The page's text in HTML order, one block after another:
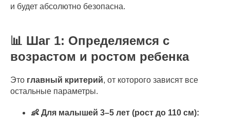
и будет абсолютно безопасна.
📊 Шаг 1: Определяемся с
возрастом и ростом ребенка
Это главный критерий, от которого зависят все
остальные параметры.
👶 Для малышей 3–5 лет (рост до 110 см):